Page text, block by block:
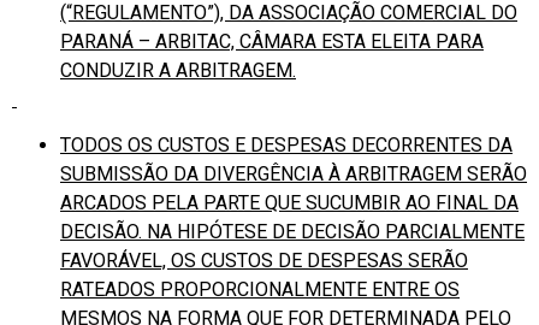
(“REGULAMENTO”), DA ASSOCIAÇÃO COMERCIAL DO
PARANÁ – ARBITAC, CÂMARA ESTA ELEITA PARA
CONDUZIR A ARBITRAGEM.
TODOS OS CUSTOS E DESPESAS DECORRENTES DA
SUBMISSÃO DA DIVERGÊNCIA À ARBITRAGEM SERÃO
ARCADOS PELA PARTE QUE SUCUMBIR AO FINAL DA
DECISÃO. NA HIPÓTESE DE DECISÃO PARCIALMENTE
FAVORÁVEL, OS CUSTOS DE DESPESAS SERÃO
RATEADOS PROPORCIONALMENTE ENTRE OS
MESMOS NA FORMA QUE FOR DETERMINADA PELO